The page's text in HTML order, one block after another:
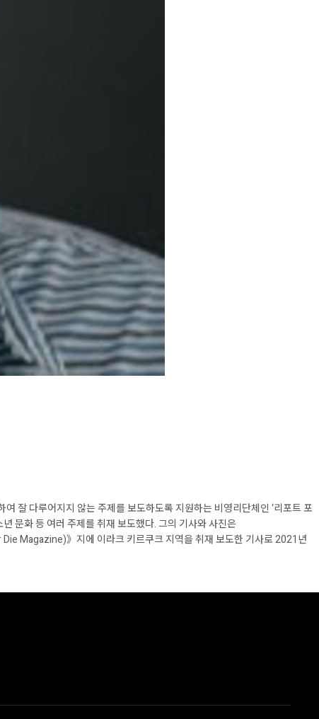
잘 다루어지지 않는 주제를 보도하도록 지원하는 비영리단체인 ‘리포트 포
문화 등 여러 주제를 취재 보도했다. 그의 기사와 사진은
Magazine)》지에 이라크 키르쿠크 지역을 취재 보도한 기사로 2021년